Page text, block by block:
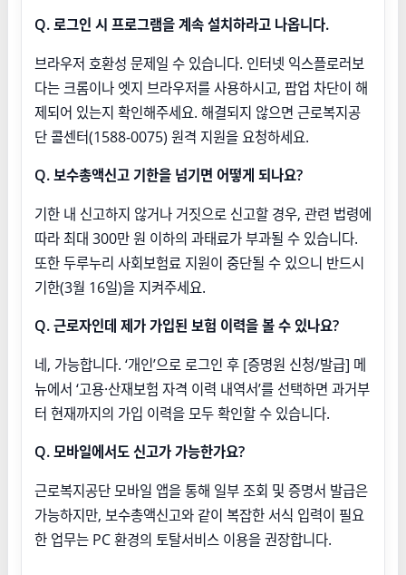
Q. 로그인 시 프로그램을 계속 설치하라고 나옵니다.
브라우저 호환성 문제일 수 있습니다. 인터넷 익스플로러보
다는 크롬이나 엣지 브라우저를 사용하시고, 팝업 차단이 해
제되어 있는지 확인해주세요. 해결되지 않으면 근로복지공
단 콜센터(1588-0075) 원격 지원을 요청하세요.
Q. 보수총액신고 기한을 넘기면 어떻게 되나요?
기한 내 신고하지 않거나 거짓으로 신고할 경우, 관련 법령에
따라 최대 300만 원 이하의 과태료가 부과될 수 있습니다.
또한 두루누리 사회보험료 지원이 중단될 수 있으니 반드시
기한(3월 16일)을 지켜주세요.
Q. 근로자인데 제가 가입된 보험 이력을 볼 수 있나요?
네, 가능합니다. ‘개인’으로 로그인 후 [증명원 신청/발급] 메
뉴에서 ‘고용·산재보험 자격 이력 내역서’를 선택하면 과거부
터 현재까지의 가입 이력을 모두 확인할 수 있습니다.
Q. 모바일에서도 신고가 가능한가요?
근로복지공단 모바일 앱을 통해 일부 조회 및 증명서 발급은
가능하지만, 보수총액신고와 같이 복잡한 서식 입력이 필요
한 업무는 PC 환경의 토탈서비스 이용을 권장합니다.